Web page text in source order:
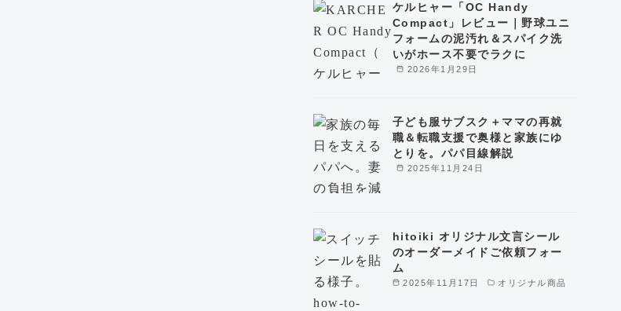
2026年1月29日
ケルヒャー「OC Handy
Compact」レビュー｜野球ユニ
フォームの泥汚れ＆スパイク洗
いがホース不要でラクに
2025年11月24日
子ども服サブスク＋ママの再就
職＆転職支援で奥様と家族にゆ
とりを。パパ目線解説
2025年11月17日 オリジナル商品
hitoiki オリジナル文言シール
のオーダーメイドご依頼フォー
ム